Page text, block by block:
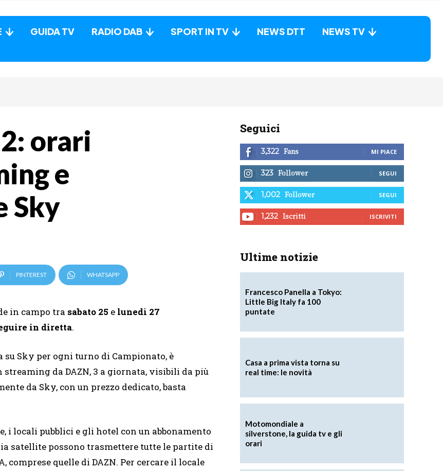
GUIDA TV RADIO DAB SPORT IN TV NEWS DTT
NEWS TV
orari
e
Sky
PINTEREST WHATSAPP
in campo tra sabato 25 e lunedì 27
in diretta.
Sky per ogni turno di Campionato, è
da DAZN, 3 a giornata, visibili da più
da Sky, con un prezzo dedicato, basta
i locali pubblici e gli hotel con un abbonamento
satellite possono trasmettere tutte le partite di
comprese quelle di DAZN. Per cercare il locale
Seguici
3,322 Fans MI PIACE
323 Follower SEGUI
1,002 Follower SEGUI
1,232 Iscritti ISCRIVITI
Ultime notizie
Francesco Panella a Tokyo:
Little Big Italy fa 100
puntate
Casa a prima vista torna su
real time: le novità
Motomondiale a
silverstone, la guida tv e gli
orari